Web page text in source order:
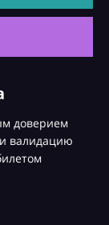
доверием
валидацию